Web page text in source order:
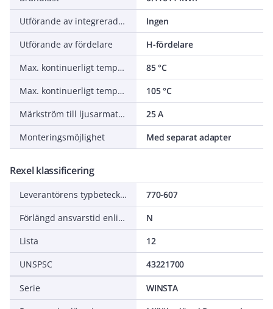
Utförande av integrerad koppling
Ingen
Utförande av fördelare
H-fördelare
Max. kontinuerligt temperaturmotstånd kontaktdel
85 °C
Max. kontinuerligt temperaturmotstånd dragavlastning
105 °C
Märkström till ljusarmatur
25 A
Monteringsmöjlighet
Med separat adapter
Rexel klassificering
Leverantörens typbeteckning
770-607
Förlängd ansvarstid enligt ALEM-09
N
Lista
12
UNSPSC
43221700
Serie
WINSTA